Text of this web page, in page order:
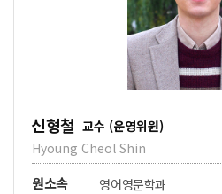
신형철 교수 (운영위원)
Hyoung Cheol Shin
원소속 영어영문학과